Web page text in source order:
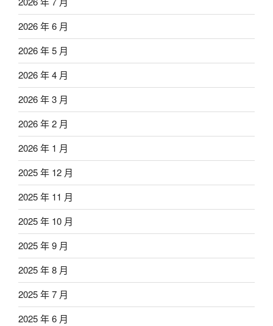
2026 年 6 月
2026 年 5 月
2026 年 4 月
2026 年 3 月
2026 年 2 月
2026 年 1 月
2025 年 12 月
2025 年 11 月
2025 年 10 月
2025 年 9 月
2025 年 8 月
2025 年 7 月
2025 年 6 月